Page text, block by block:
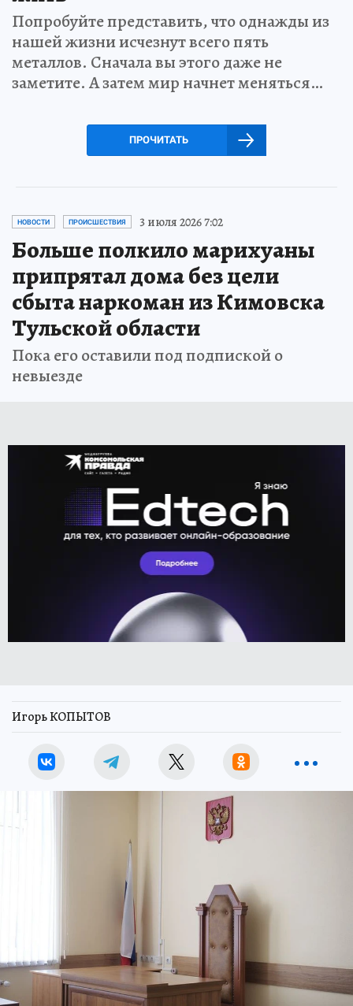
Попробуйте представить, что однажды из
нашей жизни исчезнут всего пять
металлов. Сначала вы этого даже не
заметите. А затем мир начнет меняться…
ПРОЧИТАТЬ
НОВОСТИ ПРОИСШЕСТВИЯ 3 июля 2026 7:02
Больше полкило марихуаны
припрятал дома без цели
сбыта наркоман из Кимовска
Тульской области
Пока его оставили под подпиской о
невыезде
Игорь КОПЫТОВ